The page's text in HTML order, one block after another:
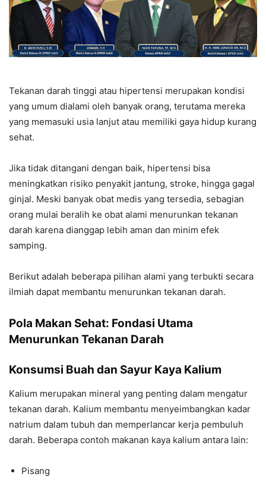
Tekanan darah tinggi atau hipertensi merupakan kondisi
yang umum dialami oleh banyak orang, terutama mereka
yang memasuki usia lanjut atau memiliki gaya hidup kurang
sehat.
Jika tidak ditangani dengan baik, hipertensi bisa
meningkatkan risiko penyakit jantung, stroke, hingga gagal
ginjal. Meski banyak obat medis yang tersedia, sebagian
orang mulai beralih ke obat alami menurunkan tekanan
darah karena dianggap lebih aman dan minim efek
samping.
Berikut adalah beberapa pilihan alami yang terbukti secara
ilmiah dapat membantu menurunkan tekanan darah.
Pola Makan Sehat: Fondasi Utama
Menurunkan Tekanan Darah
Konsumsi Buah dan Sayur Kaya Kalium
Kalium merupakan mineral yang penting dalam mengatur
tekanan darah. Kalium membantu menyeimbangkan kadar
natrium dalam tubuh dan memperlancar kerja pembuluh
darah. Beberapa contoh makanan kaya kalium antara lain:
Pisang